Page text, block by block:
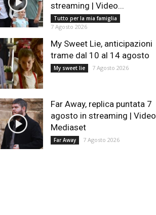
streaming | Video...
Tutto per la mia famiglia
7 Agosto 2026
My Sweet Lie, anticipazioni
trame dal 10 al 14 agosto
My sweet lie 7 Agosto 2026
Far Away, replica puntata 7
agosto in streaming | Video
Mediaset
Far Away 7 Agosto 2026